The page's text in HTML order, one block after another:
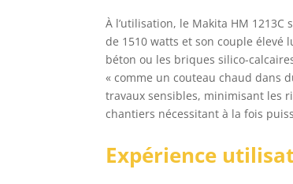
À l’utilisation, le Makita HM
de 1510 watts et son couple
béton ou les briques silico-
« comme un couteau chaud dans
travaux sensibles, minimisant les
chantiers nécessitant à la fois
Expérience